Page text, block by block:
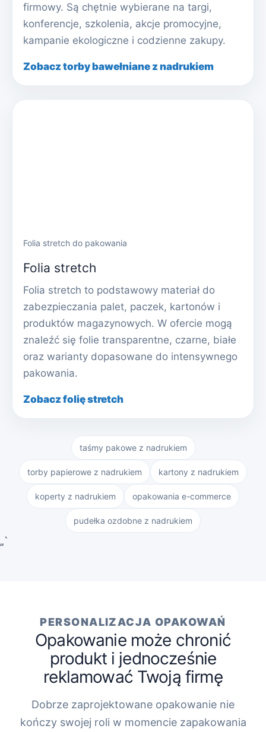
firmowy. Są chętnie wybierane na targi,
konferencje, szkolenia, akcje promocyjne,
kampanie ekologiczne i codzienne zakupy.
Zobacz torby bawełniane z nadrukiem
Folia stretch do pakowania
Folia stretch
Folia stretch to podstawowy materiał do
zabezpieczania palet, paczek, kartonów i
produktów magazynowych. W ofercie mogą
znaleźć się folie transparentne, czarne, białe
oraz warianty dopasowane do intensywnego
pakowania.
Zobacz folię stretch
taśmy pakowe z nadrukiem
torby papierowe z nadrukiem kartony z nadrukiem
koperty z nadrukiem opakowania e-commerce
pudełka ozdobne z nadrukiem
„`
PERSONALIZACJA OPAKOWAŃ
Opakowanie może chronić
produkt i jednocześnie
reklamować Twoją firmę
Dobrze zaprojektowane opakowanie nie
kończy swojej roli w momencie zapakowania